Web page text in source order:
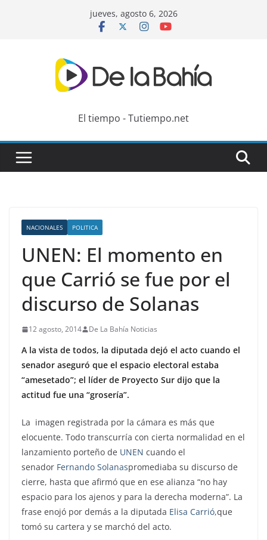
jueves, agosto 6, 2026
El tiempo - Tutiempo.net
NACIONALES POLITICA
UNEN: El momento en
que Carrió se fue por el
discurso de Solanas
12 agosto, 2014 De La Bahía Noticias
A la vista de todos, la diputada dejó el acto cuando el
senador aseguró que el espacio electoral estaba
“amesetado”; el líder de Proyecto Sur dijo que la
actitud fue una “grosería”.
La imagen registrada por la cámara es más que
elocuente. Todo transcurría con cierta normalidad en el
lanzamiento porteño de UNEN cuando el
senador Fernando Solanaspromediaba su discurso de
cierre, hasta que afirmó que en ese alianza “no hay
espacio para los ajenos y para la derecha moderna”. La
frase enojó por demás a la diputada Elisa Carrió,que
tomó su cartera y se marchó del acto.